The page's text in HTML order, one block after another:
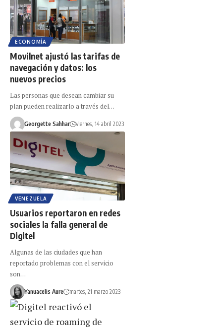
ECONOMÍA
Movilnet ajustó las tarifas de
navegación y datos: los
nuevos precios
Las personas que desean cambiar su
plan pueden realizarlo a través del…
Georgette Sahhar viernes, 14 abril 2023
VENEZUELA
Usuarios reportaron en redes
sociales la falla general de
Digitel
Algunas de las ciudades que han
reportado problemas con el servicio
son…
Yanuacelis Aure martes, 21 marzo 2023